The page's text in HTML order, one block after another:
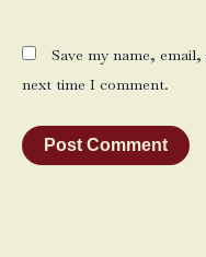
Save my name,
next time I comment.